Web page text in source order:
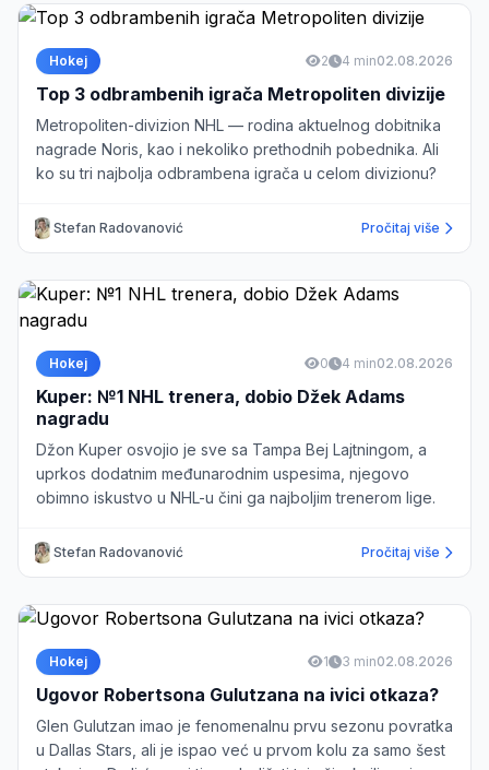
Hokej 2 4 min02.08.2026
Top 3 odbrambenih igrača Metropoliten divizije
Metropoliten-divizion NHL — rodina aktuelnog dobitnika
nagrade Noris, kao i nekoliko prethodnih pobednika. Ali
ko su tri najbolja odbrambena igrača u celom divizionu?
Stefan Radovanović Pročitaj više
Hokej 0 4 min02.08.2026
Kuper: №1 NHL trenera, dobio Džek Adams
nagradu
Džon Kuper osvojio je sve sa Tampa Bej Lajtningom, a
uprkos dodatnim međunarodnim uspesima, njegovo
obimno iskustvo u NHL-u čini ga najboljim trenerom lige.
Stefan Radovanović Pročitaj više
Hokej 1 3 min02.08.2026
Ugovor Robertsona Gulutzana na ivici otkaza?
Glen Gulutzan imao je fenomenalnu prvu sezonu povratka
u Dallas Stars, ali je ispao već u prvom kolu za samo šest